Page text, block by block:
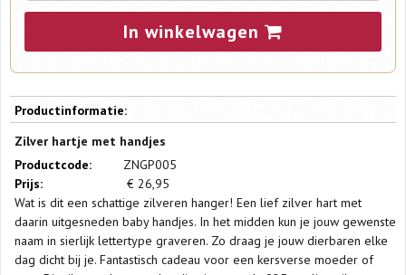
In winkelwagen
Productinformatie:
Zilver hartje met handjes
Productcode:
ZNGP005
Prijs:
€ 26,95
Wat is dit een schattige zilveren hanger! Een lief zilver hart met
daarin uitgesneden baby handjes. In het midden kun je jouw gewenste
naam in sierlijk lettertype graveren. Zo draag je jouw dierbaren elke
dag dicht bij je. Fantastisch cadeau voor een kersverse moeder of